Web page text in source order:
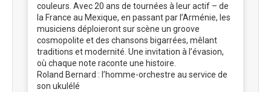
couleurs. Avec 20 ans de tournées à leur actif – de
la France au Mexique, en passant par l’Arménie, les
musiciens déploieront sur scène un groove
cosmopolite et des chansons bigarrées, mêlant
traditions et modernité. Une invitation à l’évasion,
où chaque note raconte une histoire.
Roland Bernard : l’homme-orchestre au service de
son ukulélé